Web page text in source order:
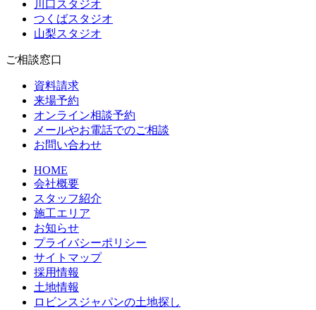
川口スタジオ
つくばスタジオ
山梨スタジオ
ご相談窓口
資料請求
来場予約
オンライン相談予約
メールやお電話でのご相談
お問い合わせ
HOME
会社概要
スタッフ紹介
施工エリア
お知らせ
プライバシーポリシー
サイトマップ
採用情報
土地情報
ロビンスジャパンの土地探し